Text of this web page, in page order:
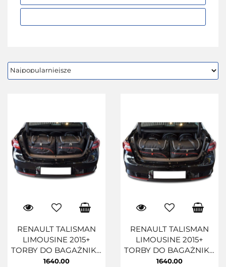
RENAULT TALISMAN
LIMOUSINE 2015+
TORBY DO BAGAŻNIKA
5 SZT
1640.00
RENAULT TALISMAN
LIMOUSINE 2015+
TORBY DO BAGAŻNIKA
5 SZT
1640.00